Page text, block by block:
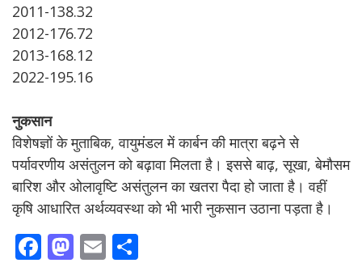
2011-138.32
2012-176.72
2013-168.12
2022-195.16
नुकसान
विशेषज्ञों के मुताबिक, वायुमंडल में कार्बन की मात्रा बढ़ने से
पर्यावरणीय असंतुलन को बढ़ावा मिलता है। इससे बाढ़, सूखा, बेमौसम
बारिश और ओलावृष्टि असंतुलन का खतरा पैदा हो जाता है। वहीं
कृषि आधारित अर्थव्यवस्था को भी भारी नुकसान उठाना पड़ता है।
F M E